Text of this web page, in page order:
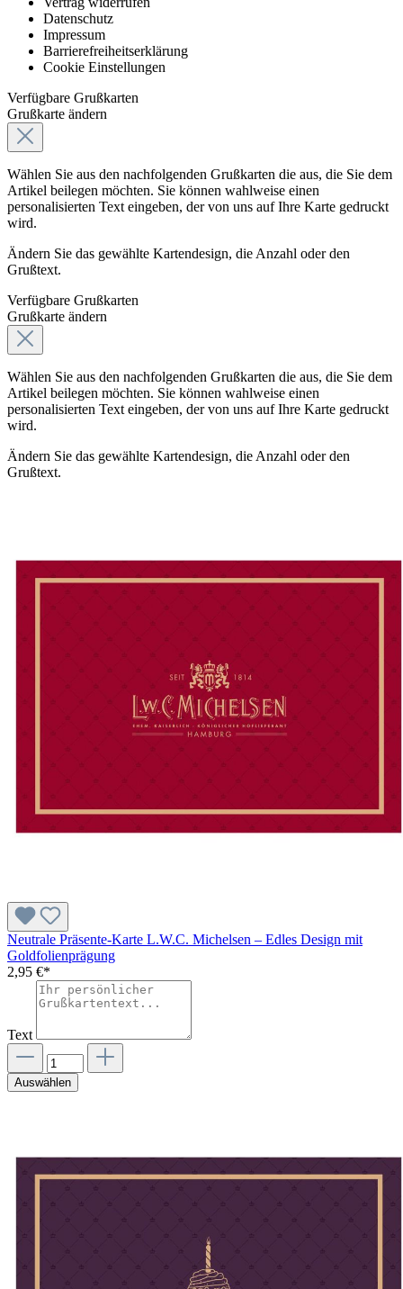
Datenschutz
Impressum
Barrierefreiheitserklärung
Cookie Einstellungen
Verfügbare Grußkarten
Grußkarte ändern
Wählen Sie aus den nachfolgenden Grußkarten die aus, die Sie dem
Artikel beilegen möchten. Sie können wahlweise einen
personalisierten Text eingeben, der von uns auf Ihre Karte gedruckt
wird.
Ändern Sie das gewählte Kartendesign, die Anzahl oder den
Grußtext.
Verfügbare Grußkarten
Grußkarte ändern
Wählen Sie aus den nachfolgenden Grußkarten die aus, die Sie dem
Artikel beilegen möchten. Sie können wahlweise einen
personalisierten Text eingeben, der von uns auf Ihre Karte gedruckt
wird.
Ändern Sie das gewählte Kartendesign, die Anzahl oder den
Grußtext.
Neutrale Präsente-Karte L.W.C. Michelsen – Edles Design mit
Goldfolienprägung
2,95 €*
Text
Auswählen